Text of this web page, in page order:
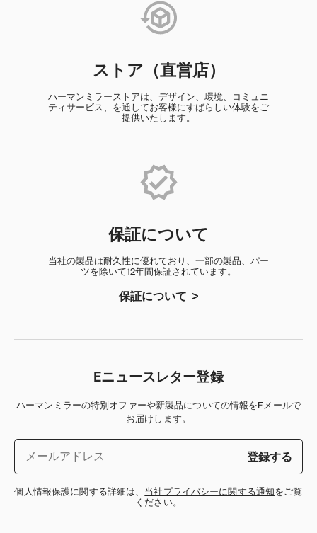
ストア（直営店）
ハーマンミラーストアは、デザイン、環境、コミュニ
ティサービス、を通してお客様にすばらしい体験をご
提供いたします。
保証について
当社の製品は耐久性に優れており、一部の製品、パー
ツを除いて12年間保証されています。
保証について
Eニュースレター登録
ハーマンミラーの特別オファーや新製品についての情報をEメールで
お届けします。
登録する
個人情報保護に関する詳細は、 当社プライバシーに関する通知をご覧
ください。